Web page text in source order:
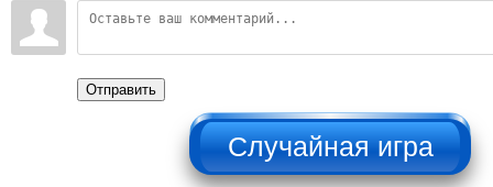
Отправить
НЕ НАЖИМАТЬ!!!